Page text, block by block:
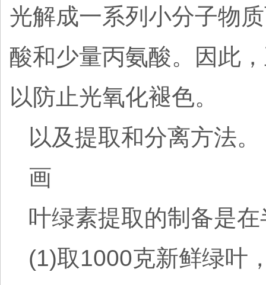
光解成一系列小分子物
酸和少量丙氨酸。因此
以防止光氧化褪色。
以及提取和分离方法。
画
叶绿素提取的制备是
(1)取1000克新鲜绿叶